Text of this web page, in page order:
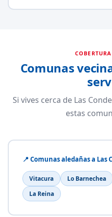
Comunas
Si vives cerca de Las
estas
📍 Comunas aledañas a Las
Vitacura Lo Barnechea
La Reina